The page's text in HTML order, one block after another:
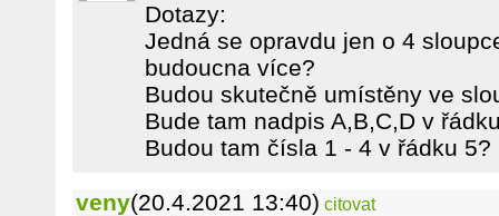
Dotazy:
Jedná se opravdu jen o 4
budoucna více?
Budou skutečně umístěny ve
Bude tam nadpis A,B,C,D v
Budou tam čísla 1 - 4 v řádku 5?
veny(20.4.2021 13:40) citovat